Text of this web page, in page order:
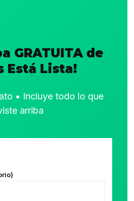
GRATUITA de
Está Lista!
• Incluye todo lo que
arriba